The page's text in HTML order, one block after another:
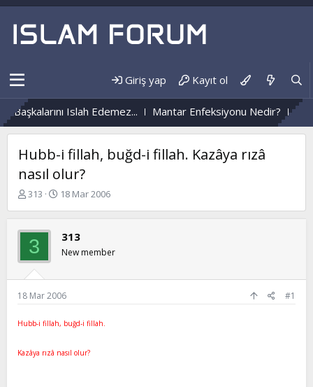
Giriş yap Kayıt ol
Islah Edemez... Mantar Enfeksiyonu Nedir?
Hubb-i fillah, buğd-i fillah. Kazâya rızâ
nasıl olur?
K
b
u
y
u
b
a
l
a
313
B
a
n
ı
ç
a
h
18 Mar 2006
3 313
New member
18 Mar 2006 #1
Hubb-i fillah, buğd-i fillah.
Kazâya rızâ nasıl olur?